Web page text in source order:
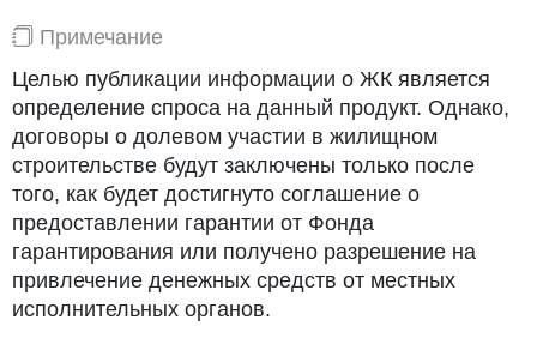
Примечание
Целью публикации информации о ЖК является
определение спроса на данный продукт. Однако,
договоры о долевом участии в жилищном
строительстве будут заключены только после
того, как будет достигнуто соглашение о
предоставлении гарантии от Фонда
гарантирования или получено разрешение на
привлечение денежных средств от местных
исполнительных органов.